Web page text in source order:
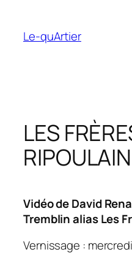
contenu
Le-quArtier
LES
RIPOULAIN
Vidéo de David
Tremblin alias Les
Vernissage :